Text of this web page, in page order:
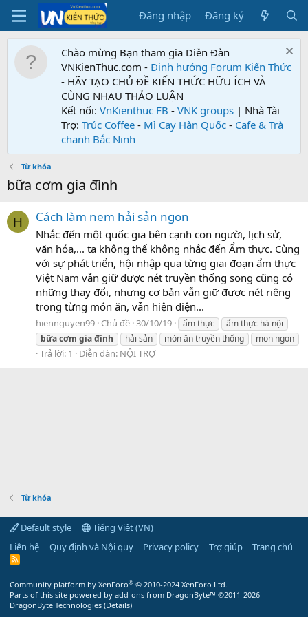
Đăng nhập Đăng ký
Chào mừng Bạn tham gia Diễn Đàn
VNKienThuc.com - Định hướng Forum Kiến Thức
- HÃY TẠO CHỦ ĐỀ KIẾN THỨC HỮU ÍCH VÀ
CÙNG NHAU THẢO LUẬN
Kết nối: VnKienthuc FB - VNK groups | Nhà Tài
Trợ: Trúc Coffee - Mì Cay Hàn Quốc - Cafe & Trà
chanh Bắc Ninh
Từ khóa
bữa cơm gia đình
H Cách làm nem hải sản ngon
Nhắc đến một quốc gia bên cạnh con người, lịch sử,
văn hóa,... ta không thể không nhắc đến Ẩm thực. Cùng
với sự phát triển, hội nhập qua từng giai đoạn ẩm thực
Việt Nam vẫn giữ được nét truyền thống song cũng có
những thay đổi, nhưng cơ bản vẫn giữ được nét riêng
trong từng món ăn, vẫn hiện diện...
hiennguyen99 Chủ đề 30/10/19 ẩm thực
ẩm thực hà nội
bữacơm giađình hải sản món ăn truyền thống mon ngon
Trả lời: 1 Diễn đàn: NỘI TRỢ
Từ khóa
Default style
Tiếng Việt (VN)
Liên hệ
Quy định và Nội quy Privacy policy Trợ giúp Trang chủ
R
Community platform by XenForo® © 2010-2024 XenForo Ltd.
Parts of this site powered by add-ons from DragonByte™ ©2011-2026
DragonByte Technologies (Details)